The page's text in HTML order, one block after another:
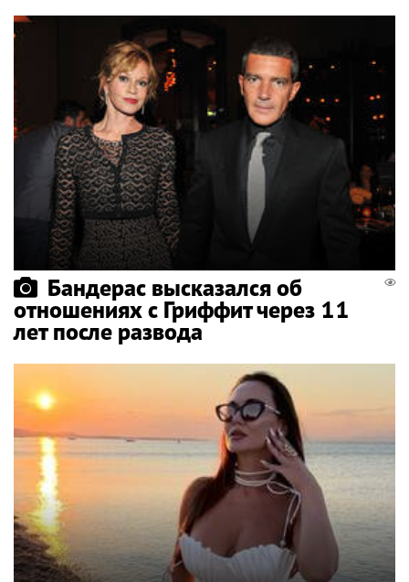
Бандерас высказался об
отношениях с Гриффит через 11
лет после развода